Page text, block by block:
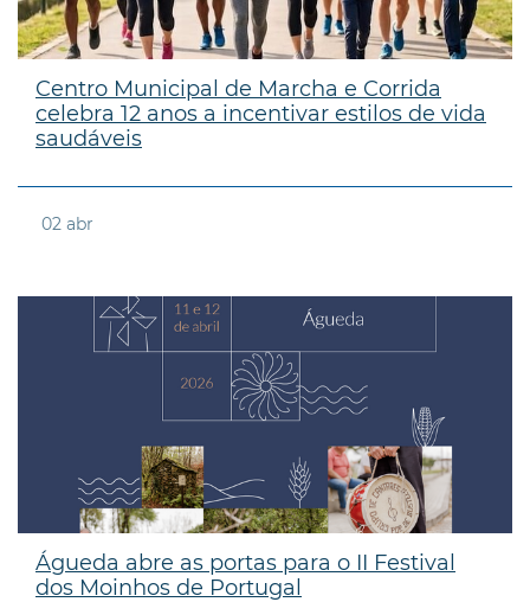
Centro Municipal de Marcha e Corrida
celebra 12 anos a incentivar estilos de vida
saudáveis
02 abr
Águeda abre as portas para o II Festival
dos Moinhos de Portugal